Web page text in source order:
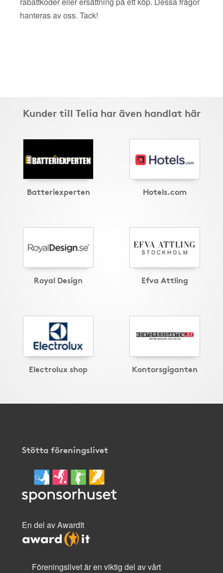
hanteras av oss. Tack!
Kunder till Telia har även handlat här
Batteriexperten Hotels.com
Royal Design Efva Attling
Electrolux shop Kontorsgiganten
Stötta föreningslivet
En del av AwardIt
Föreningslivet är en viktig del av vårt